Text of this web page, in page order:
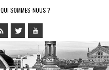
QUI SOMMES-NOUS ?